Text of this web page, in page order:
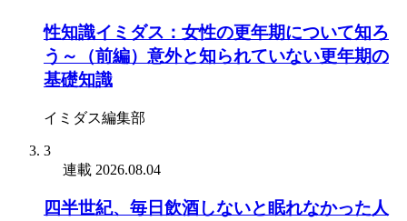
性知識イミダス：女性の更年期について知ろ
う～（前編）意外と知られていない更年期の
基礎知識
イミダス編集部
3
連載 2026.08.04
四半世紀、毎日飲酒しないと眠れなかった人